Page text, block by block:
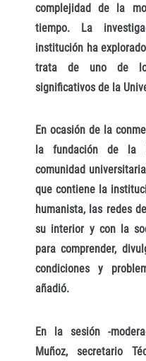
complejidad de la
tiempo. La
institución ha
trata de uno de
significativos de la
En ocasión de la
la fundación de la
comunidad
que contiene la
humanista, las redes
su interior y con la
para comprender,
condiciones y
añadió.
En la sesión -
Muñoz, secretario